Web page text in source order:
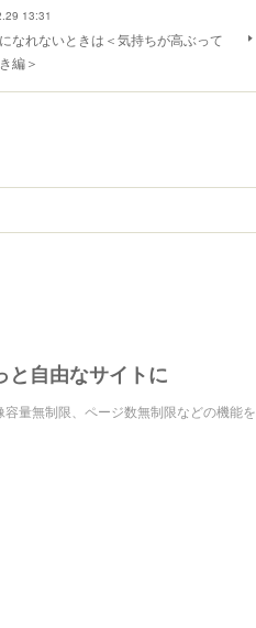
13:31
なれないときは＜気持ちが高ぶって
編＞
と自由なサイトに
量無制限、ページ数無制限などの機能を